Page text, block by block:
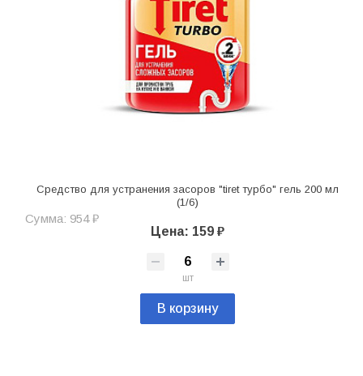
Средство для устранения засоров "tiret турбо" гель 200 мл
(1/6)
Сумма: 954 ₽
Цена: 159 ₽
шт
В корзину